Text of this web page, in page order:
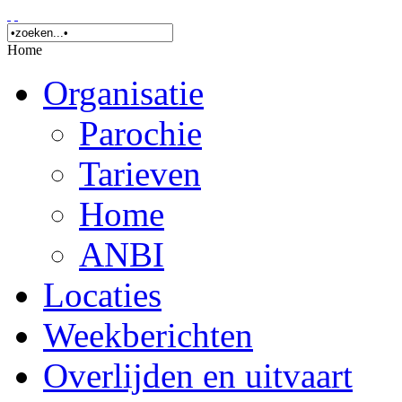
Home
Organisatie
Parochie
Tarieven
Home
ANBI
Locaties
Weekberichten
Overlijden en uitvaart